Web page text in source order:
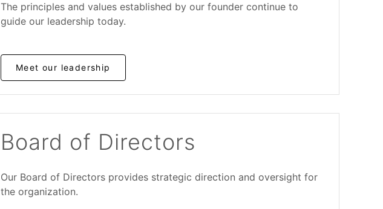
The principles and values established by our founder continue to
guide our leadership today.
Meet our leadership
Board of Directors
Our Board of Directors provides strategic direction and oversight for
the organization.